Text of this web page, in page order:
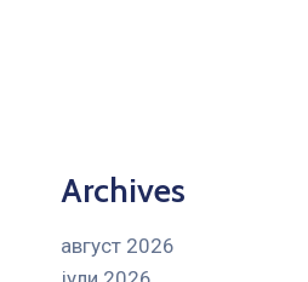
Archives
август 2026